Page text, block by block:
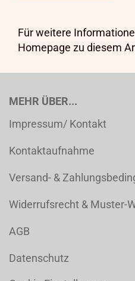
Für weitere
Homepage zu diesem
MEHR ÜBER...
Impressum/ Kontakt
Kontaktaufnahme
Versand- &
Widerrufsrecht & Muster-
AGB
Datenschutz